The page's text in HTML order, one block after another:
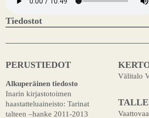
Tiedostot
PERUSTIEDOT
Alkuperäinen tiedosto
Inarin kirjastotoimen
haastatteluaineisto: Tarinat
talteen –hanke 2011-2013
Välitalo